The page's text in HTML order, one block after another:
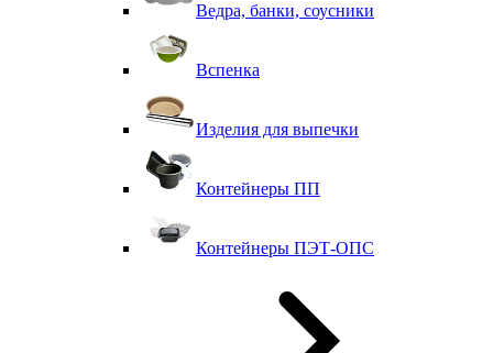
Ведра, банки, соусники
Вспенка
Изделия для выпечки
Контейнеры ПП
Контейнеры ПЭТ-ОПС